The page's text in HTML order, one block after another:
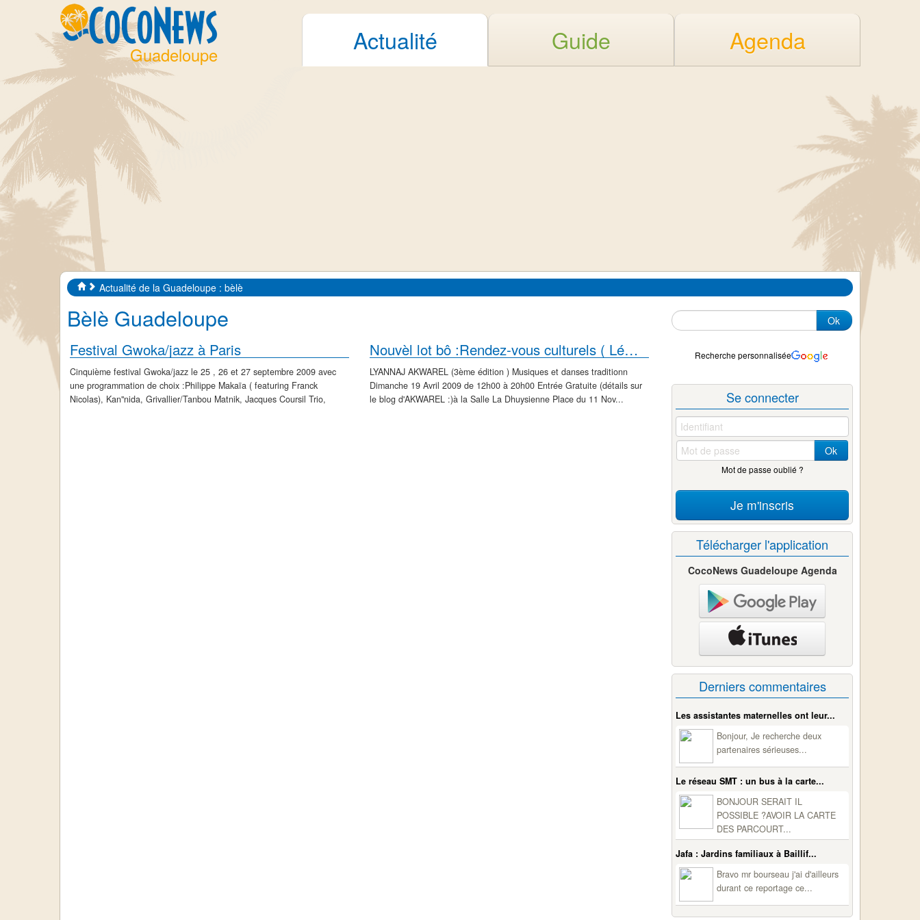
Guadeloupe Actualité Guide Agenda
Actualité de la Guadeloupe : bèlè
Bèlè Guadeloupe
Festival Gwoka/jazz à Paris
Cinquième festival Gwoka/jazz le 25 , 26 et 27 septembre 2009 avec
une programmation de choix :Philippe Makaïa ( featuring Franck
Nicolas), Kan"nida, Grivallier/Tanbou Matnik, Jacques Coursil Trio,
Nouvèl lot bô :Rendez-vous culturels ( Léwoz et Bèlè)
LYANNAJ AKWAREL (3ème édition ) Musiques et danses traditionn
Dimanche 19 Avril 2009 de 12h00 à 20h00 Entrée Gratuite (détails sur
le blog d'AKWAREL :)à la Salle La Dhuysienne Place du 11 Nov...
Ok
Recherche personnalisée
Se connecter
Ok
Mot de passe oublié ?
Je m'inscris
Télécharger l'application
CocoNews Guadeloupe Agenda
Derniers commentaires
Les assistantes maternelles ont leur...
Bonjour, Je recherche deux
partenaires sérieuses...
Le réseau SMT : un bus à la carte...
BONJOUR SERAIT IL
POSSIBLE ?AVOIR LA CARTE
DES PARCOURT...
Jafa : Jardins familiaux à Baillif...
Bravo mr bourseau j'ai d'ailleurs
durant ce reportage ce...